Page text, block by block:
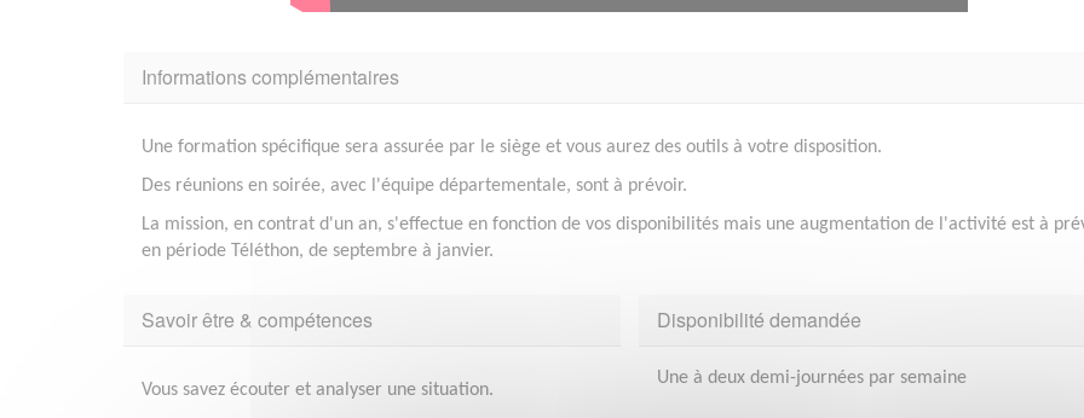
Informations complémentaires
Une formation spécifique sera assurée par le siège et vous aurez des outils à votre disposition.
Des réunions en soirée, avec l'équipe départementale, sont à prévoir.
La mission, en contrat d'un an, s'effectue en fonction de vos disponibilités mais une augmentation de l'activité est à
en période Téléthon, de septembre à janvier.
Savoir être & compétences
Vous savez écouter et analyser une situation.
Disponibilité demandée
Une à deux demi-journées par semaine